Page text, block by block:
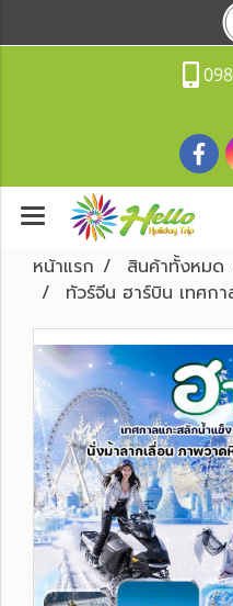
หน้าแรก สินค้าทั้งหมด
ทัวร์จีน ฮาร์บิน เทศก